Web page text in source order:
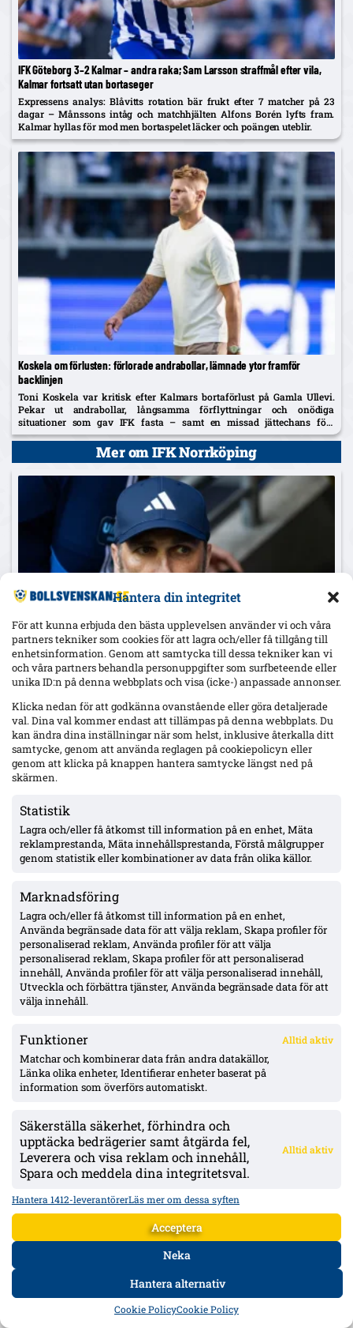
Hantera din integritet
För att kunna erbjuda den bästa upplevelsen använder vi och våra
partners tekniker som cookies för att lagra och/eller få tillgång till
enhetsinformation. Genom att samtycka till dessa tekniker kan vi
och våra partners behandla personuppgifter som surfbeteende eller
unika ID:n på denna webbplats och visa (icke-) anpassade annonser.
Klicka nedan för att godkänna ovanstående eller göra detaljerade
val. Dina val kommer endast att tillämpas på denna webbplats. Du
kan ändra dina inställningar när som helst, inklusive återkalla ditt
samtycke, genom att använda reglagen på cookiepolicyn eller
genom att klicka på knappen hantera samtycke längst ned på
skärmen.
Statistik
Lagra och/eller få åtkomst till information på en enhet, Mäta
reklamprestanda, Mäta innehållsprestanda, Förstå målgrupper
genom statistik eller kombinationer av data från olika källor.
Marknadsföring
Lagra och/eller få åtkomst till information på en enhet,
Använda begränsade data för att välja reklam, Skapa profiler för
personaliserad reklam, Använda profiler för att välja
personaliserad reklam, Skapa profiler för att personaliserad
innehåll, Använda profiler för att välja personaliserad innehåll,
Utveckla och förbättra tjänster, Använda begränsade data för att
välja innehåll.
Funktioner Alltid aktiv
Matchar och kombinerar data från andra datakällor,
Länka olika enheter, Identifierar enheter baserat på
information som överförs automatiskt.
Säkerställa säkerhet, förhindra och
upptäcka bedrägerier samt åtgärda fel,
Leverera och visa reklam och innehåll,
Spara och meddela dina integritetsval.
Alltid aktiv
Hantera 1412-leverantörerLäs mer om dessa syften
Acceptera
Neka
Hantera alternativ
Cookie PolicyCookie Policy
IFK Göteborg 3–2 Kalmar – andra raka; Sam Larsson straffmål efter vila,
Kalmar fortsatt utan bortaseger
Expressens analys: Blåvitts rotation bär frukt efter 7 matcher på 23
dagar – Månssons intåg och matchhjälten Alfons Borén lyfts fram.
Kalmar hyllas för mod men bortaspelet läcker och poängen uteblir.
Koskela om förlusten: förlorade andrabollar, lämnade ytor framför
backlinjen
Toni Koskela var kritisk efter Kalmars bortaförlust på Gamla Ullevi.
Pekar ut andrabollar, långsamma förflyttningar och onödiga
situationer som gav IFK fasta – samt en missad jättechans före
straffen.
Mer om IFK Norrköping
Djurgården lugnt i fönstret enligt Honkavaara – ”allt under kontroll”;
Tschoumy-Nana nära matchform, Asoro borta ”av en anledning”
Jani Honkavaara tonar ned mer aktivitet och lämnar
värvningsfrågorna till Maximilian Hahn. Hyllar Filip Manojlovic,
bekräftar att Daryl Tschoumy-Nana närmar sig – och förklarar Joel
Asoros frånvaro med att han är borta "av en anledning".
Ligacupen: Djurgården 2–1 IFK Norrköping – nyförvärvet Agbejoye
tvåmålsskytt på Kaknäs
åring Kylian Seka reducerade sent.
Uppgifter: Jesper Ceesay nära Portsmouth – runt 11 mkr överenskommet,
Portsmouth och Antalyaspor uppges vara överens om cirka 11 mkr för
DATA FORUM